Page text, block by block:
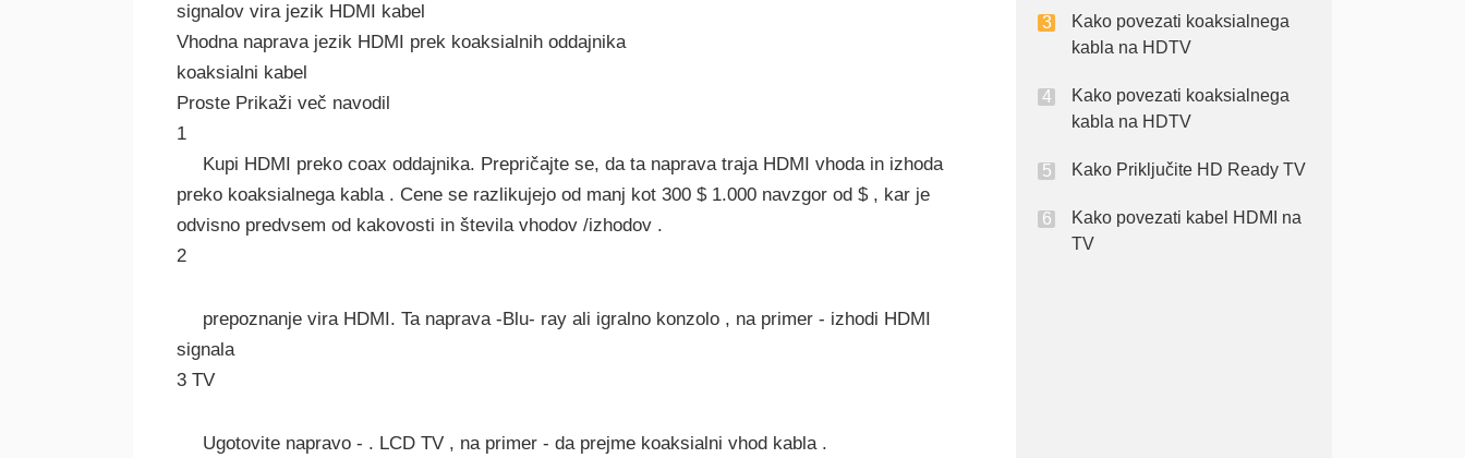
signalov vira jezik HDMI kabel
Vhodna naprava jezik HDMI prek koaksialnih oddajnika
koaksialni kabel
Proste Prikaži več navodil
1
Kupi HDMI preko coax oddajnika. Prepričajte se, da ta naprava traja HDMI vhoda in izhoda
preko koaksialnega kabla . Cene se razlikujejo od manj kot 300 $ 1.000 navzgor od $ , kar je
odvisno predvsem od kakovosti in števila vhodov /izhodov .
2
prepoznanje vira HDMI. Ta naprava -Blu- ray ali igralno konzolo , na primer - izhodi HDMI
signala
3 TV
Ugotovite napravo - . LCD TV , na primer - da prejme koaksialni vhod kabla .
Kako povezati koaksialnega
kabla na HDTV
Kako povezati koaksialnega
kabla na HDTV
Kako Priključite HD Ready TV
Kako povezati kabel HDMI na
TV